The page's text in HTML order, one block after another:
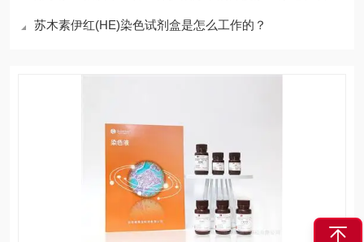
苏木素伊红(HE)染色试剂盒是怎么工作的？